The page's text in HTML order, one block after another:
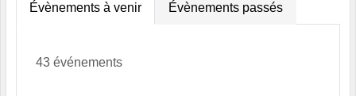
Évènements à venir Évènements passés
43 événements